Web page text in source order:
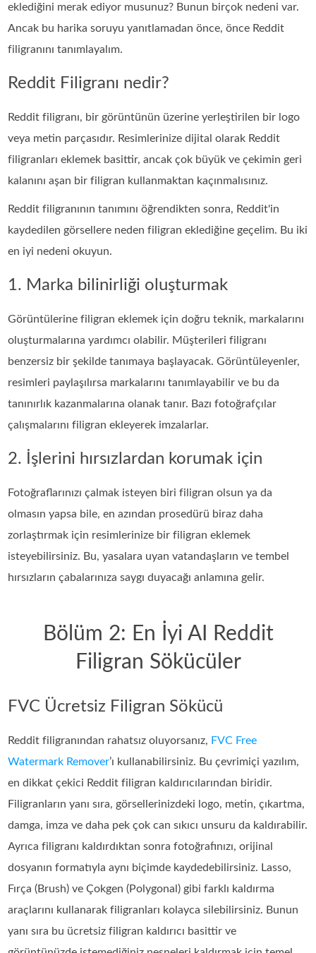
eklediğini merak ediyor musunuz? Bunun birçok nedeni var.
Ancak bu harika soruyu yanıtlamadan önce, önce Reddit
filigranını tanımlayalım.
Reddit Filigranı nedir?
Reddit filigranı, bir görüntünün üzerine yerleştirilen bir logo
veya metin parçasıdır. Resimlerinize dijital olarak Reddit
filigranları eklemek basittir, ancak çok büyük ve çekimin geri
kalanını aşan bir filigran kullanmaktan kaçınmalısınız.
Reddit filigranının tanımını öğrendikten sonra, Reddit'in
kaydedilen görsellere neden filigran eklediğine geçelim. Bu iki
en iyi nedeni okuyun.
1. Marka bilinirliği oluşturmak
Görüntülerine filigran eklemek için doğru teknik, markalarını
oluşturmalarına yardımcı olabilir. Müşterileri filigranı
benzersiz bir şekilde tanımaya başlayacak. Görüntüleyenler,
resimleri paylaşılırsa markalarını tanımlayabilir ve bu da
tanınırlık kazanmalarına olanak tanır. Bazı fotoğrafçılar
çalışmalarını filigran ekleyerek imzalarlar.
2. İşlerini hırsızlardan korumak için
Fotoğraflarınızı çalmak isteyen biri filigran olsun ya da
olmasın yapsa bile, en azından prosedürü biraz daha
zorlaştırmak için resimlerinize bir filigran eklemek
isteyebilirsiniz. Bu, yasalara uyan vatandaşların ve tembel
hırsızların çabalarınıza saygı duyacağı anlamına gelir.
Bölüm 2: En İyi AI Reddit
Filigran Sökücüler
FVC Ücretsiz Filigran Sökücü
Reddit filigranından rahatsız oluyorsanız, FVC Free
Watermark Remover’ı kullanabilirsiniz. Bu çevrimiçi yazılım,
en dikkat çekici Reddit filigran kaldırıcılarından biridir.
Filigranların yanı sıra, görsellerinizdeki logo, metin, çıkartma,
damga, imza ve daha pek çok can sıkıcı unsuru da kaldırabilir.
Ayrıca filigranı kaldırdıktan sonra fotoğrafınızı, orijinal
dosyanın formatıyla aynı biçimde kaydedebilirsiniz. Lasso,
Fırça (Brush) ve Çokgen (Polygonal) gibi farklı kaldırma
araçlarını kullanarak filigranları kolayca silebilirsiniz. Bunun
yanı sıra bu ücretsiz filigran kaldırıcı basittir ve